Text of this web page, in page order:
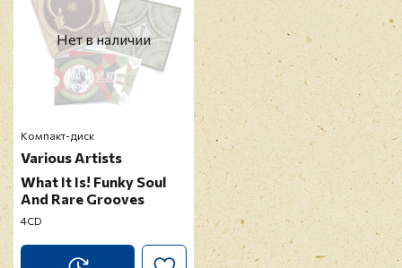
Нет в наличии
Компакт-диск
Various Artists
What It Is! Funky Soul
And Rare Grooves
4CD